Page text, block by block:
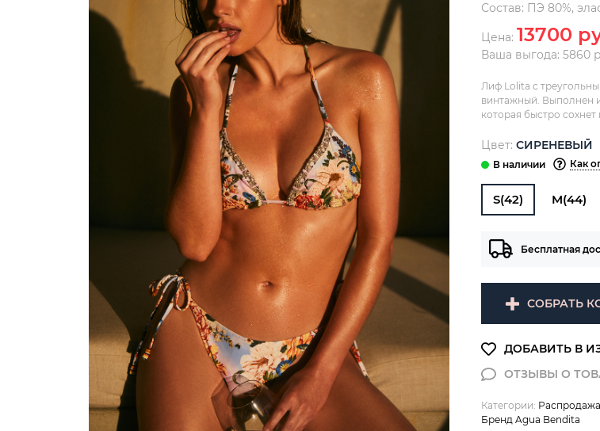
Состав: ПЭ 80%,
Цена: 13700
Ваша выгода: 5860
Лиф Lolita с
винтажный. Выполнен
которая быстро сохнет
Цвет: СИРЕНЕВЫЙ
Как
S(42) M(44)
Бесплатная
СОБРАТЬ
Категории: Распродажа
Бренд Agua Bendita